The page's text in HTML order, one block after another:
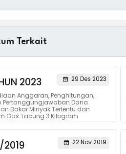
Terkait
2023
29 Des 2023
Anggaran, Penghitungan,
Pertanggungjawaban Dana
Bakar Minyak Tertentu dan
Gas Tabung 3 Kilogram
2019
22 Nov 2019